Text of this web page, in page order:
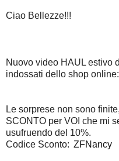
Ciao Bellezze!!!
Nuovo video HAUL estivo
indossati dello shop online:
Le sorprese non sono
SCONTO per VOI che mi
usufruendo del 10%.
Codice Sconto: ZFNancy